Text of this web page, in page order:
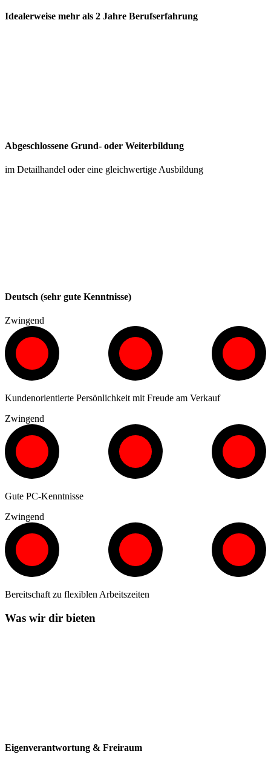
Idealerweise mehr als 2 Jahre Berufserfahrung
Abgeschlossene Grund- oder Weiterbildung
im Detailhandel oder eine gleichwertige Ausbildung
Deutsch (sehr gute Kenntnisse)
Zwingend
Kundenorientierte Persönlichkeit mit Freude am Verkauf
Zwingend
Gute PC-Kenntnisse
Zwingend
Bereitschaft zu flexiblen Arbeitszeiten
Was wir dir bieten
Eigenverantwortung & Freiraum